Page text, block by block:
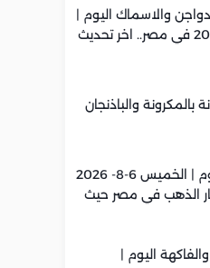
والاسماك اليوم |
والباذنجان
أسعار الذهب اليوم | الخميس 6-8- 2026
الذهب في مصر حيث
اليوم |